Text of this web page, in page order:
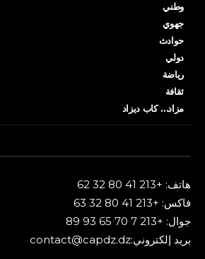
وطني
جهوي
حوادث
دولي
رياضة
ثقافة
مزاد… كاب ديزاد
هاتف: +213 41 80 32 62
فاكس: +213 41 80 32 63
جوال: +213 7 70 65 93 89
بريد إلكتروني:contact@capdz.dz